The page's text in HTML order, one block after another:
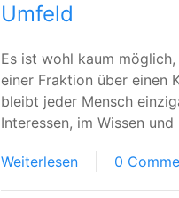
Umfeld
Es ist wohl kaum
einer Fraktion über einen
bleibt jeder Mensch
Interessen, im Wissen
Weiterlesen 0